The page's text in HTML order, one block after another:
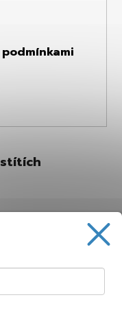
umožnili pohodlné
neustále zlepšovat
podmínkami